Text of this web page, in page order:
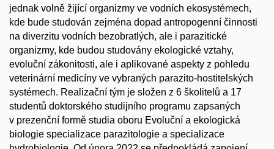
jednak volně žijící organizmy ve vodních ekosystémech,
kde bude studován zejména dopad antropogenní činnosti
na diverzitu vodních bezobratlých, ale i parazitické
organizmy, kde budou studovány ekologické vztahy,
evoluční zákonitosti, ale i aplikované aspekty z pohledu
veterinární medicíny ve vybraných parazito-hostitelských
systémech. Realizační tým je složen z 6 školitelů a 17
studentů doktorského studijního programu zapsaných
v prezenční formě studia oboru Evoluční a ekologická
biologie specializace parazitologie a specializace